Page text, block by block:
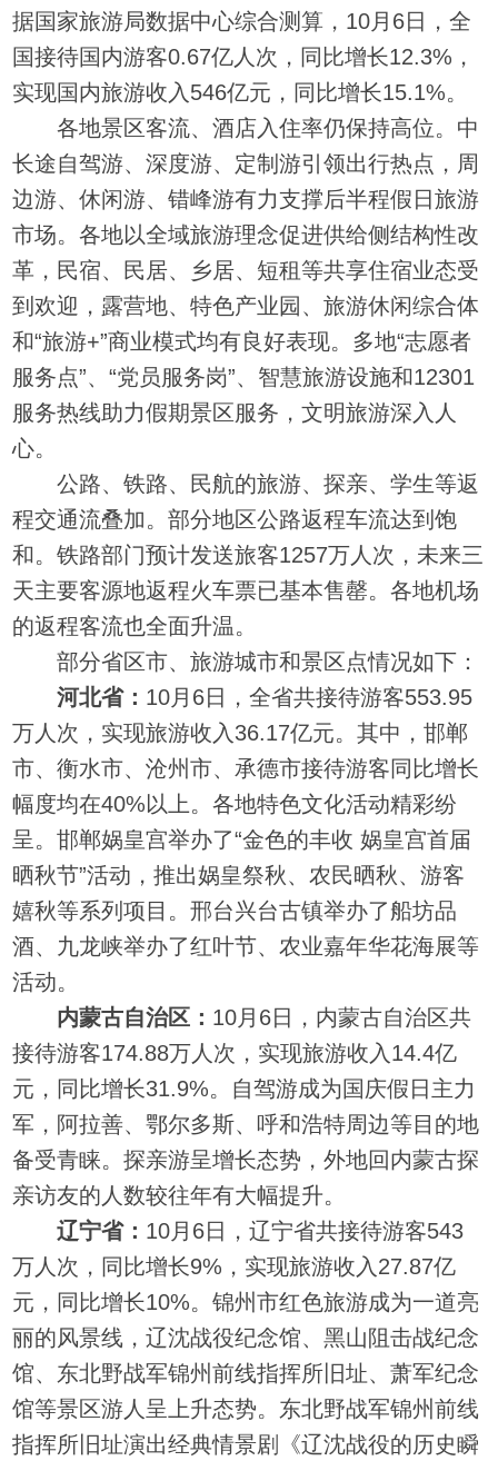
据国家旅游局数据中心综合测算，10月6日，全
国接待国内游客0.67亿人次，同比增长12.3%，
实现国内旅游收入546亿元，同比增长15.1%。
各地景区客流、酒店入住率仍保持高位。中
长途自驾游、深度游、定制游引领出行热点，周
边游、休闲游、错峰游有力支撑后半程假日旅游
市场。各地以全域旅游理念促进供给侧结构性改
革，民宿、民居、乡居、短租等共享住宿业态受
到欢迎，露营地、特色产业园、旅游休闲综合体
和“旅游+”商业模式均有良好表现。多地“志愿者
服务点”、“党员服务岗”、智慧旅游设施和12301
服务热线助力假期景区服务，文明旅游深入人
心。
公路、铁路、民航的旅游、探亲、学生等返
程交通流叠加。部分地区公路返程车流达到饱
和。铁路部门预计发送旅客1257万人次，未来三
天主要客源地返程火车票已基本售罄。各地机场
的返程客流也全面升温。
部分省区市、旅游城市和景区点情况如下：
河北省： 10月6日，全省共接待游客553.95
万人次，实现旅游收入36.17亿元。其中，邯郸
市、衡水市、沧州市、承德市接待游客同比增长
幅度均在40%以上。各地特色文化活动精彩纷
呈。邯郸娲皇宫举办了“金色的丰收 娲皇宫首届
晒秋节”活动，推出娲皇祭秋、农民晒秋、游客
嬉秋等系列项目。邢台兴台古镇举办了船坊品
酒、九龙峡举办了红叶节、农业嘉年华花海展等
活动。
内蒙古自治区： 10月6日，内蒙古自治区共
接待游客174.88万人次，实现旅游收入14.4亿
元，同比增长31.9%。自驾游成为国庆假日主力
军，阿拉善、鄂尔多斯、呼和浩特周边等目的地
备受青睐。探亲游呈增长态势，外地回内蒙古探
亲访友的人数较往年有大幅提升。
辽宁省： 10月6日，辽宁省共接待游客543
万人次，同比增长9%，实现旅游收入27.87亿
元，同比增长10%。锦州市红色旅游成为一道亮
丽的风景线，辽沈战役纪念馆、黑山阻击战纪念
馆、东北野战军锦州前线指挥所旧址、萧军纪念
馆等景区游人呈上升态势。东北野战军锦州前线
指挥所旧址演出经典情景剧《辽沈战役的历史瞬